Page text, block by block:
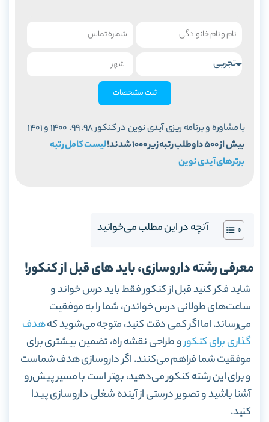
ثبت مشخصات
با مشاوره و برنامه ریزی آیدی نوین در کنکور 98، 99، 1400 و 1401
بیش از 500 داوطلب رتبه زیر 1000 شدند!
لیست کامل رتبه
برترهای آیدی نوین
آنچه در این مطلب می‌خوانید
معرفی رشته داروسازی، باید های قبل از کنکور!
شاید فکر کنید قبل از کنکور فقط باید درس خواند و
ساعت‌های طولانی درس خواندن، شما را به موفقیت
می‌رساند. اما اگر کمی دقت کنید، متوجه می‌شوید کههدف
گذاری برای کنکورو طراحی نقشه راه، تضمین بیشتری برای
موفقیت شما فراهم می‌کنند. اگر داروسازی هدف شماست
و برای این رشته کنکور می‌دهید، بهتر است با مسیر پیش‌رو
آشنا باشید و تصویر درستی از آینده شغلی داروسازی پیدا
کنید.